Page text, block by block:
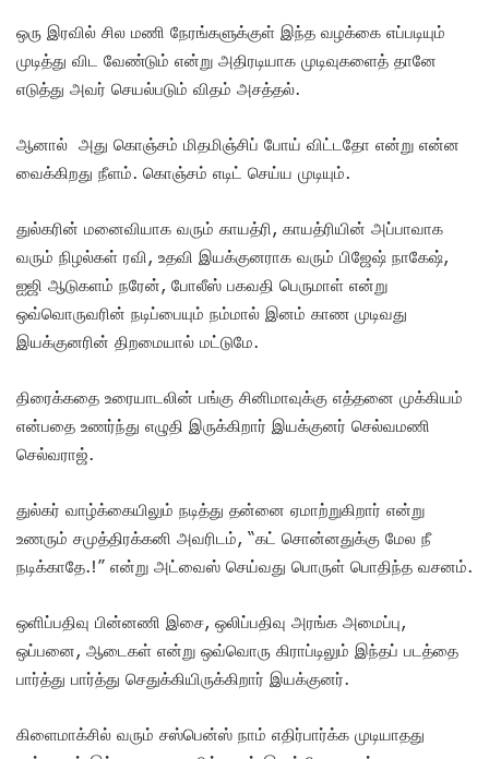
ஒரு இரவில் சில மணி நேரங்களுக்குள் இந்த வழக்கை எப்படியும்
முடித்து விட வேண்டும் என்று அதிரடியாக முடிவுகளைத் தானே
எடுத்து அவர் செயல்படும் விதம் அசத்தல்.
ஆனால் அது கொஞ்சம் மிதமிஞ்சிப் போய் விட்டதோ என்று என்ன
வைக்கிறது நீளம். கொஞ்சம் எடிட் செய்ய முடியும்.
துல்கரின் மனைவியாக வரும் காயத்ரி, காயத்ரியின் அப்பாவாக
வரும் நிழல்கள் ரவி, உதவி இயக்குனராக வரும் பிஜேஷ் நாகேஷ்,
ஐஜி ஆடுகளம் நரேன், போலீஸ் பகவதி பெருமாள் என்று
ஒவ்வொருவரின் நடிப்பையும் நம்மால் இனம் காண முடிவது
இயக்குனரின் திறமையால் மட்டுமே.
திரைக்கதை உரையாடலின் பங்கு சினிமாவுக்கு எத்தனை முக்கியம்
என்பதை உணர்ந்து எழுதி இருக்கிறார் இயக்குனர் செல்வமணி
செல்வராஜ்.
துல்கர் வாழ்க்கையிலும் நடித்து தன்னை ஏமாற்றுகிறார் என்று
உணரும் சமுத்திரக்கனி அவரிடம், “கட் சொன்னதுக்கு மேல நீ
நடிக்காதே.!” என்று அட்வைஸ் செய்வது பொருள் பொதிந்த வசனம்.
ஒளிப்பதிவு பின்னணி இசை, ஒலிப்பதிவு அரங்க அமைப்பு,
ஒப்பனை, ஆடைகள் என்று ஒவ்வொரு கிராப்டிலும் இந்தப் படத்தை
பார்த்து பார்த்து செதுக்கியிருக்கிறார் இயக்குனர்.
கிளைமாக்சில் வரும் சஸ்பென்ஸ் நாம் எதிர்பார்க்க முடியாதது